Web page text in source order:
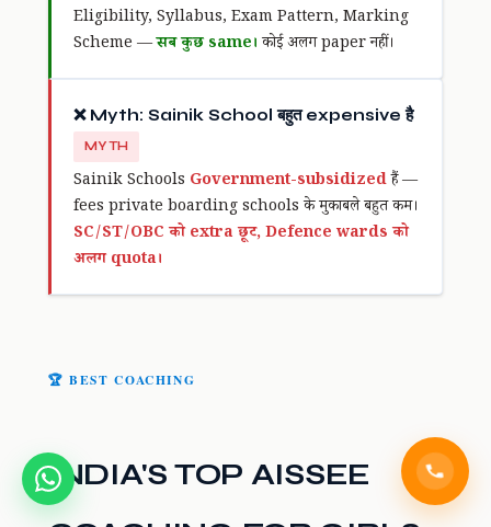
Eligibility, Syllabus, Exam Pattern, Marking
Scheme —सब कुछ same। कोई अलग paper नहीं।
❌ Myth: Sainik School बहुत expensive है
MYTH
Sainik Schools Government-subsidizedहैं —
fees private boarding schools के मुकाबले बहुत कम।
SC/ST/OBC को extra छूट, Defence wards को
अलग quota।
🏆 BEST COACHING
INDIA'S TOP AISSEE